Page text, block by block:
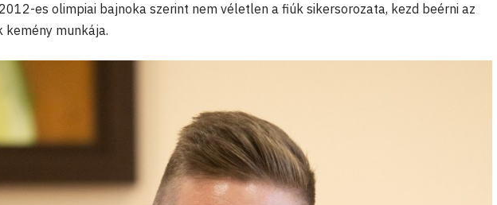
es olimpiai bajnoka szerint nem véletlen a fiúk sikersorozata, kezd beérni az
kemény munkája.